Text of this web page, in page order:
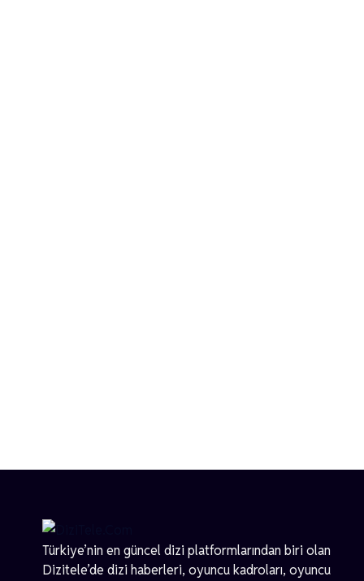
Türkiye’nin en güncel dizi platformlarından biri olan
Dizitele’de dizi haberleri, oyuncu kadroları, oyuncu